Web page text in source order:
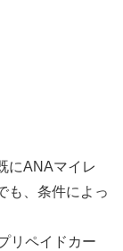
にANAマイレ
も、条件によっ
リペイドカー